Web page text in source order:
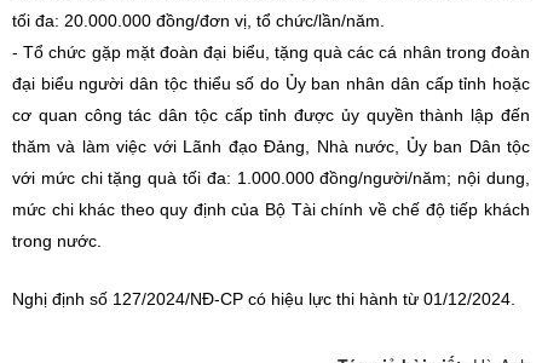
tối đa: 20.000.000 đồng/đơn vị, tổ chức/lần/năm.
- Tổ chức gặp mặt đoàn đại biểu, tặng quà các cá nhân trong đoàn
đại biểu người dân tộc thiểu số do Ủy ban nhân dân cấp tỉnh hoặc
cơ quan công tác dân tộc cấp tỉnh được ủy quyền thành lập đến
thăm và làm việc với Lãnh đạo Đảng, Nhà nước, Ủy ban Dân tộc
với mức chi tặng quà tối đa: 1.000.000 đồng/người/năm; nội dung,
mức chi khác theo quy định của Bộ Tài chính về chế độ tiếp khách
trong nước.
Nghị định số 127/2024/NĐ-CP có hiệu lực thi hành từ 01/12/2024.